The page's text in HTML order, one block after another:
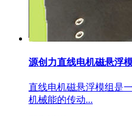
源创力直线电机磁悬浮
直线电机磁悬浮模组是
机械能的传动...